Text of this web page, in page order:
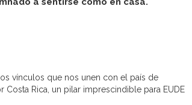
vínculos que nos unen con el país de
Costa Rica, un pilar imprescindible para EUDE